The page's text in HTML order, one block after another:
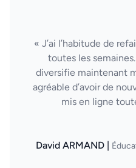
« J’ai l’habitude de
toutes les
diversifie maintenant
agréable d’avoir de
mis en ligne
David ARMAND |